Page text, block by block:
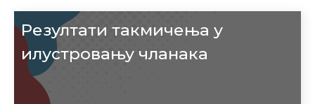
Резултати такмичења у
илустровању чланака